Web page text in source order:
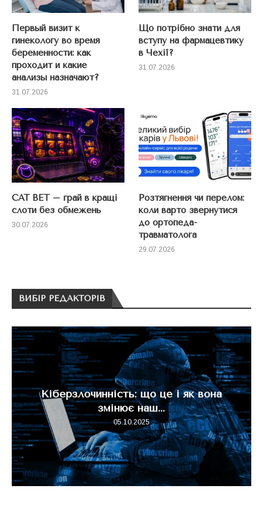
Первый визит к
гинекологу во время
беременности: как
проходит и какие
анализы назначают?
31.07.2026
Що потрібно знати для
вступу на фармацевтику
в Чехії?
31.07.2026
CAT BET – грай в кращі
слоти без обмежень
30.07.2026
Розтягнення чи перелом:
коли варто звернутися
до ортопеда-
травматолога
29.07.2026
ВИБІР РЕДАКТОРІВ
Кіберзлочинність: що це і як вона
змінює наш...
05.10.2025